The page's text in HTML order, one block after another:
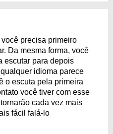
precisa primeiro
Da mesma forma, você
escutar para depois
idioma parece
o escuta pela primeira
você tiver com esse
cada vez mais
fácil falá-lo